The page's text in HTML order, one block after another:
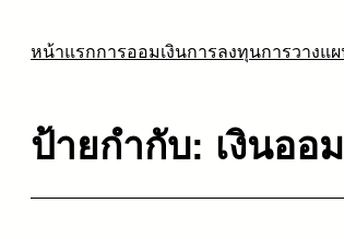
หน้าแรกการออมเงินการลงทุนการวางแ
ป้ายกำกับ: เงินออม